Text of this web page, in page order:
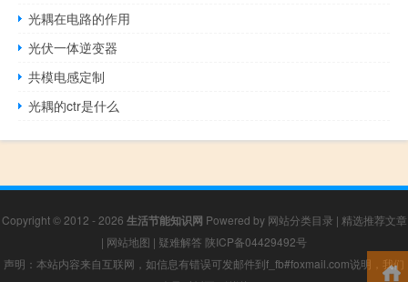
光耦在电路的作用
光伏一体逆变器
共模电感定制
光耦的ctr是什么
Copyright © 2012 - 2026 生活节能知识网 Powered by 网站分类目录 | 精选推荐文章
| 网站地图 | 疑难解答 陕ICP备04429492号
声明：本站内容来自互联网，如信息有错误可发邮件到f_fb#foxmail.com说明，我们